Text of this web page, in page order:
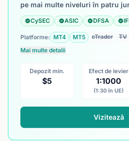
pe mai multe niveluri în patru
CySEC ASIC DFSA
Platforme: MT4 MT5 cTrader TV
Mai multe detalii
Depozit min.
$5
Efect de levier
1:1000
(1:30 în UE)
Vizitează